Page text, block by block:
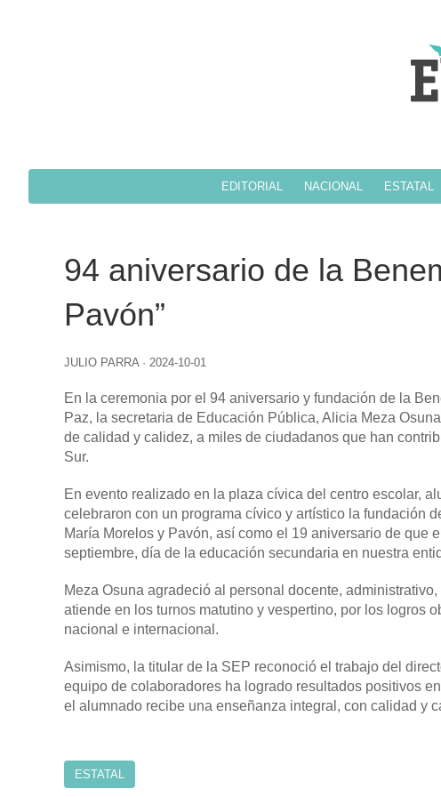
EDITORIAL NACIONAL ESTATAL
94 aniversario de la
Pavón”
JULIO PARRA · 2024-10-01
En la ceremonia por el 94 aniversario y fundación de la
Paz, la secretaria de Educación Pública, Alicia Meza
de calidad y calidez, a miles de ciudadanos que han
Sur.
En evento realizado en la plaza cívica del centro escolar,
celebraron con un programa cívico y artístico la fundación
María Morelos y Pavón, así como el 19 aniversario de
septiembre, día de la educación secundaria en nuestra
Meza Osuna agradeció al personal docente,
atiende en los turnos matutino y vespertino, por los logros
nacional e internacional.
Asimismo, la titular de la SEP reconoció el trabajo del
equipo de colaboradores ha logrado resultados positivos
el alumnado recibe una enseñanza integral, con calidad y
ESTATAL